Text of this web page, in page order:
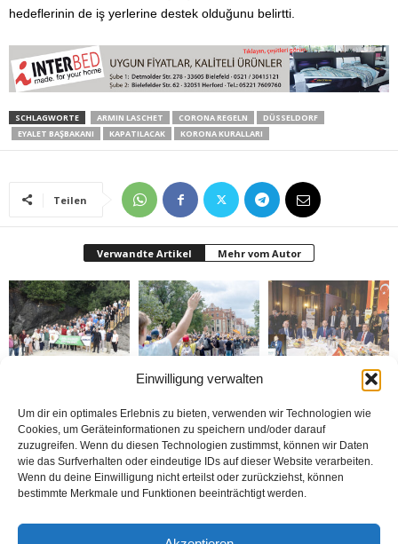
Einwilligung verwalten
Um dir ein optimales Erlebnis zu bieten, verwenden wir Technologien wie
Cookies, um Geräteinformationen zu speichern und/oder darauf
zuzugreifen. Wenn du diesen Technologien zustimmst, können wir Daten
wie das Surfverhalten oder eindeutige IDs auf dieser Website verarbeiten.
Wenn du deine Einwilligung nicht erteilst oder zurückziehst, können
bestimmte Merkmale und Funktionen beeinträchtigt werden.
hedeflerinin de iş yerlerine destek olduğunu belirtti.
SCHLAGWORTE ARMIN LASCHET CORONA REGELN
DÜSSELDORF
EYALET BAŞBAKANI
KAPATILACAK KORONA KURALLARI
Teilen
Verwandte Artikel Mehr vom Autor
Brandmauer adé: Die
AfD und das Versagen
MÜSİAD Genel Başkanı
buluşturduğu bir
noktada birleşti“
BİZİ BU ÇOCUKLAR